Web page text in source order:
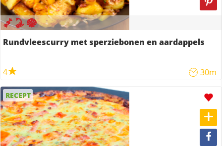
Rundvleescurry met sperziebonen en aardappels
4 30m
RECEPT